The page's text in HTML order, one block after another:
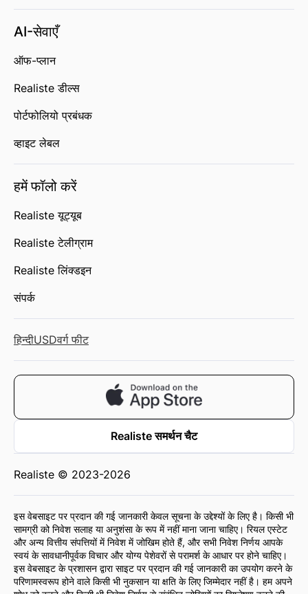
AI-सेवाएँ
ऑफ-प्लान
Realiste डील्स
पोर्टफोलियो प्रबंधक
व्हाइट लेबल
हमें फॉलो करें
Realiste यूट्यूब
Realiste टेलीग्राम
Realiste लिंक्डइन
संपर्क
हिन्दीUSDवर्ग फीट
Realiste समर्थन चैट
Realiste © 2023-2026
इस वेबसाइट पर प्रदान की गई जानकारी केवल सूचना के उद्देश्यों के लिए है। किसी भी
सामग्री को निवेश सलाह या अनुशंसा के रूप में नहीं माना जाना चाहिए। रियल एस्टेट
और अन्य वित्तीय संपत्तियों में निवेश में जोखिम होते हैं, और सभी निवेश निर्णय आपके
स्वयं के सावधानीपूर्वक विचार और योग्य पेशेवरों से परामर्श के आधार पर होने चाहिए।
इस वेबसाइट के प्रशासन द्वारा साइट पर प्रदान की गई जानकारी का उपयोग करने के
परिणामस्वरूप होने वाले किसी भी नुकसान या क्षति के लिए जिम्मेदार नहीं है। हम अपने